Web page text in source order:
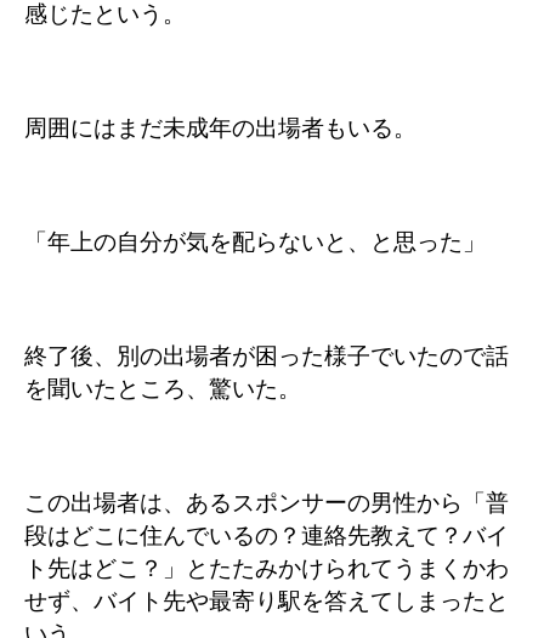
感じたという。
周囲にはまだ未成年の出場者もいる。
「年上の自分が気を配らないと、と思った」
終了後、別の出場者が困った様子でいたので話
を聞いたところ、驚いた。
この出場者は、あるスポンサーの男性から「普
段はどこに住んでいるの？連絡先教えて？バイ
ト先はどこ？」とたたみかけられてうまくかわ
せず、バイト先や最寄り駅を答えてしまったと